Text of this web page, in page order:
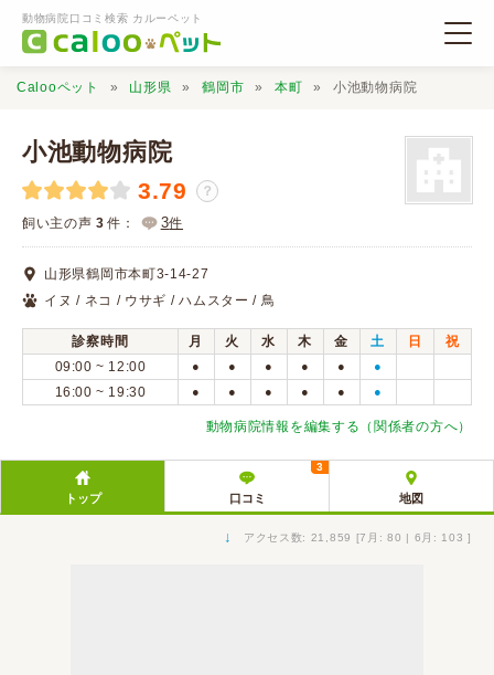
動物病院口コミ検索 カルーペット
動物病院検索
口コミ検索
Calooペットとは？
Calooペット 山形県 鶴岡市 本町 小池動物病院
小池動物病院
3.79 ？
飼い主の声 3 件： 3件
山形県鶴岡市本町3-14-27
イヌ / ネコ / ウサギ / ハムスター / 鳥
診察時間 月 火 水 木 金 土 日
祝
09:00 ~ 12:00
● ● ● ● ● ●
16:00 ~ 19:30 ● ● ● ● ● ●
動物病院情報を編集する（関係者の方へ）
トップ 口コミ
3
地図
↓ アクセス数: 21,859 [7月: 80 | 6月: 103 ]